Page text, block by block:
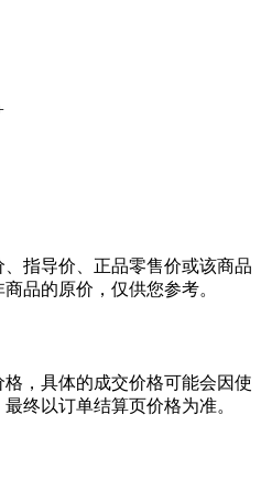
指导价、正品零售价或该商品
品的原价，仅供您参考。
，具体的成交价格可能会因使
终以订单结算页价格为准。